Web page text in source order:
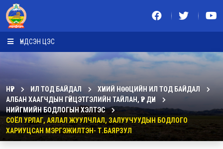
ҮНДСЭН ЦЭС
НҮҮР ИЛ ТОД БАЙДАЛ
ХҮНИЙ НӨӨЦИЙН ИЛ ТОД БАЙДАЛ
АЛБАН ХААГЧДЫН ГҮЙЦЭТГЭЛИЙН ТАЙЛАН, ҮР ДҮН
НИЙГМИЙН БОДЛОГЫН ХЭЛТЭС
СОЁЛ УРЛАГ, АЯЛАЛ ЖУУЛЧЛАЛ, ЗАЛУУЧУУДЫН БОДЛОГО
ХАРИУЦСАН МЭРГЭЖИЛТЭН- Т.БАЯРЗУЛ